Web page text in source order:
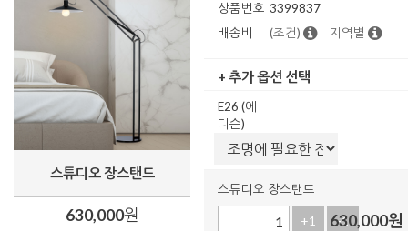
스튜디오 장스탠드
630,000원
상품번호 3399837
배송비
(조건) 지역별
+ 추가 옵션 선택
E26 (에
디슨)
스튜디오 장스탠드
+1 -1
630,000원